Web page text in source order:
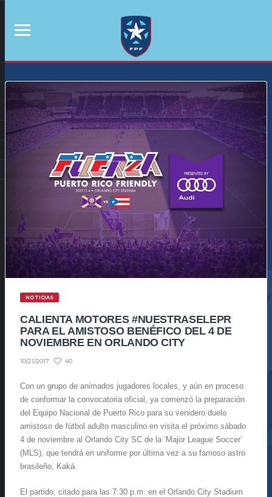
NOTICIAS
CALIENTA MOTORES #NUESTRASELEPR
PARA EL AMISTOSO BENÉFICO DEL 4 DE
NOVIEMBRE EN ORLANDO CITY
10/21/2017 40
Con un grupo de animados jugadores locales, y aún en proceso
de conformar la convocatoria oficial, ya comenzó la preparación
del Equipo Nacional de Puerto Rico para su venidero duelo
amistoso de fútbol adulto masculino en visita el próximo sábado
4 de noviembre al Orlando City SC de la ‘Major League Soccer’
(MLS), que tendrá en uniforme por última vez a su famoso astro
brasileño, Kaká.
El partido, citado para las 7:30 p.m. en el Orlando City Stadium